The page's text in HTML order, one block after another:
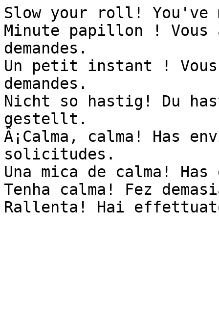
Slow your roll! You've
Minute papillon ! Vous
demandes.
Un petit instant !
demandes.
Nicht so hastig! Du
gestellt.
Â¡Calma, calma! Has
solicitudes.
Una mica de calma!
Tenha calma! Fez
Rallenta! Hai